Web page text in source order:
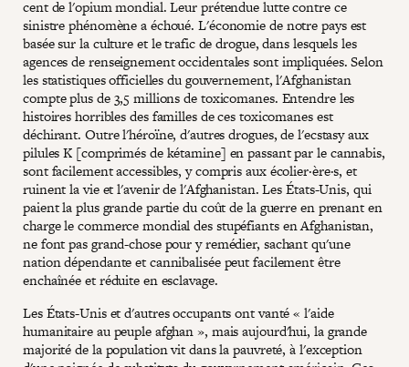
cent de l'opium mondial. Leur prétendue lutte contre ce
sinistre phénomène a échoué. L'économie de notre pays est
basée sur la culture et le trafic de drogue, dans lesquels les
agences de renseignement occidentales sont impliquées. Selon
les statistiques officielles du gouvernement, l'Afghanistan
compte plus de 3,5 millions de toxicomanes. Entendre les
histoires horribles des familles de ces toxicomanes est
déchirant. Outre l'héroïne, d'autres drogues, de l'ecstasy aux
pilules K [comprimés de kétamine] en passant par le cannabis,
sont facilement accessibles, y compris aux écolier·ère·s, et
ruinent la vie et l'avenir de l'Afghanistan. Les États-Unis, qui
paient la plus grande partie du coût de la guerre en prenant en
charge le commerce mondial des stupéfiants en Afghanistan,
ne font pas grand-chose pour y remédier, sachant qu'une
nation dépendante et cannibalisée peut facilement être
enchaînée et réduite en esclavage.
Les États-Unis et d'autres occupants ont vanté « l'aide
humanitaire au peuple afghan », mais aujourd'hui, la grande
majorité de la population vit dans la pauvreté, à l'exception